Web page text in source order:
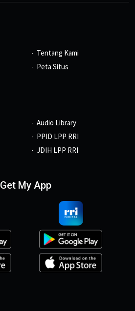
Tentang Kami
Peta Situs
Audio Library
PPID LPP RRI
JDIH LPP RRI
Get My App